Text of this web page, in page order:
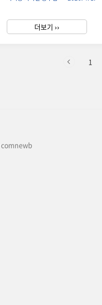
를 기억하는 것이 생존에 더 유리
'삭제 시스템'을 역이용하는 것입
더보기 ››
1
comnewb